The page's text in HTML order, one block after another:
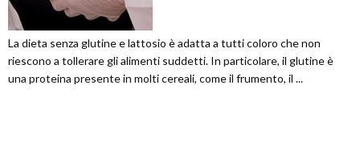
La dieta senza glutine e lattosio è adatta a tutti coloro che non
riescono a tollerare gli alimenti suddetti. In particolare, il glutine è
una proteina presente in molti cereali, come il frumento, il ...